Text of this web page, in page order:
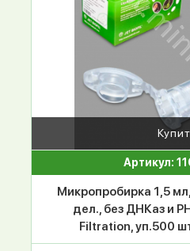
Артикул:
Микропробирка 1,5
дел., без ДНКаз и
Filtration, уп.500